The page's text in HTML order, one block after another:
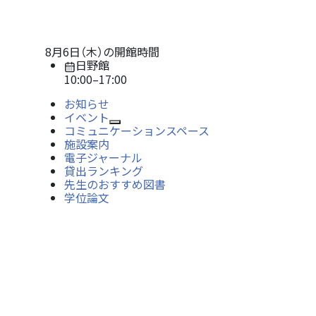
8月6日（木）の開館時間
日野館
10:00–17:00
お知らせ
イベント
Open/Close
コミュニケーションスペース
施設案内
電子ジャーナル
貸出ランキング
先生のおすすめ図書
学位論文